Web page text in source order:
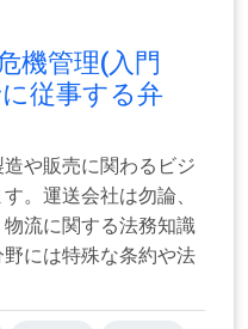
機管理(入門
従事する弁
や販売に関わるビジ
。運送会社は勿論、
流に関する法務知識
には特殊な条約や法